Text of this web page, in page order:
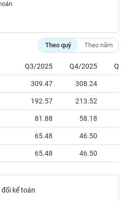
Theo quý Theo năm
Q3/2025 Q4/2025
309.47 308.24
192.57 213.52
81.88 58.18
65.48 46.50
65.48 46.50
đối kế toán
Chứng chỉ quỹ Chứng